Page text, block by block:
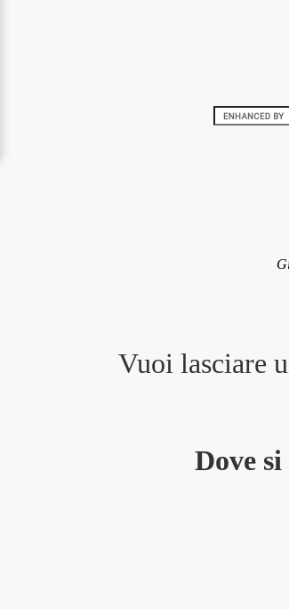
Vuoi lasciare
Dove